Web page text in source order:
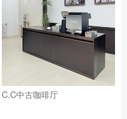
C.C中古咖啡厅